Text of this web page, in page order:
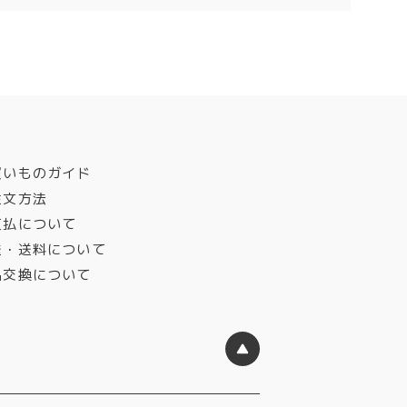
ものガイド
方法
について
送料について
換について